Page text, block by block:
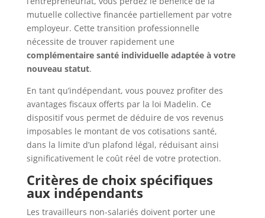
mutuelle collective financée partiellement par votre
employeur. Cette transition professionnelle
nécessite de trouver rapidement une
complémentaire santé individuelle adaptée à votre
nouveau statut.
En tant qu’indépendant, vous pouvez profiter des
avantages fiscaux offerts par la loi Madelin. Ce
dispositif vous permet de déduire de vos revenus
imposables le montant de vos cotisations santé,
dans la limite d’un plafond légal, réduisant ainsi
significativement le coût réel de votre protection.
Critères de choix spécifiques
aux indépendants
Les travailleurs non-salariés doivent porter une